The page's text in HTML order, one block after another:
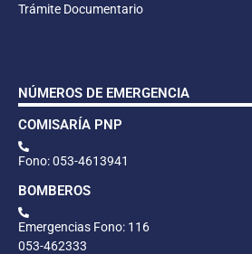
Trámite Documentario
NÚMEROS DE EMERGENCIA
COMISARÍA PNP
Fono: 053-4613941
BOMBEROS
Emergencias Fono: 116
053-462333